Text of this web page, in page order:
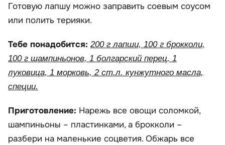
Готовую лапшу можно заправить соевым соусом
или полить терияки.
Тебе понадобится: 200 г лапши, 100 г брокколи,
100 г шампиньонов, 1 болгарский перец, 1
луковица, 1 морковь, 2 ст.л. кунжутного масла,
специи.
Приготовление: Нарежь все овощи соломкой,
шампиньоны – пластинками, а брокколи –
разбери на маленькие соцветия. Обжарь все